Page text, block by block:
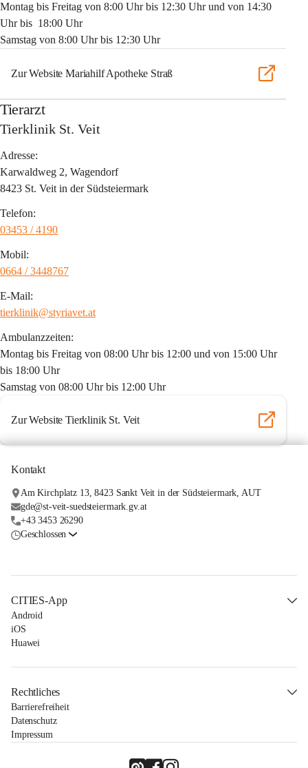
Montag bis Freitag von 8:00 Uhr bis 12:30 Uhr und von 14:30
Uhr bis  18:00 Uhr
Samstag von 8:00 Uhr bis 12:30 Uhr
Zur Website Mariahilf Apotheke Straß
Tierarzt
Tierklinik St. Veit
Adresse:
Karwaldweg 2, Wagendorf
8423 St. Veit in der Südsteiermark
Telefon:
03453 / 4190
Mobil:
0664 / 3448767
E-Mail:
tierklinik@styriavet.at
Ambulanzzeiten:
Montag bis Freitag von 08:00 Uhr bis 12:00 und von 15:00 Uhr
bis 18:00 Uhr
Samstag von 08:00 Uhr bis 12:00 Uhr
Zur Website Tierklinik St. Veit
Kontakt
Am Kirchplatz 13, 8423 Sankt Veit in der Südsteiermark, AUT
gde@st-veit-suedsteiermark.gv.at
+43 3453 26290
Geschlossen
CITIES-App
Android
iOS
Huawei
Rechtliches
Barrierefreiheit
Datenschutz
Impressum